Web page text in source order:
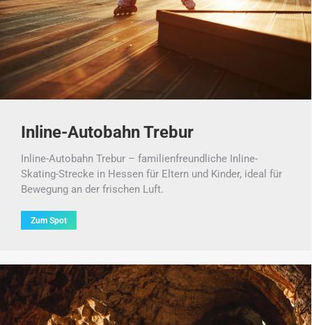
Inline-Autobahn Trebur
Inline-Autobahn Trebur – familienfreundliche Inline-
Skating-Strecke in Hessen für Eltern und Kinder, ideal für
Bewegung an der frischen Luft.
Zum Spot